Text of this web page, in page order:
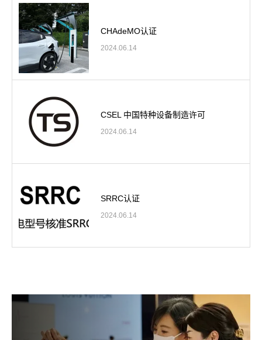
CHAdeMO认证
2024.06.14
CSEL 中国特种设备制造许可
2024.06.14
SRRC认证
2024.06.14